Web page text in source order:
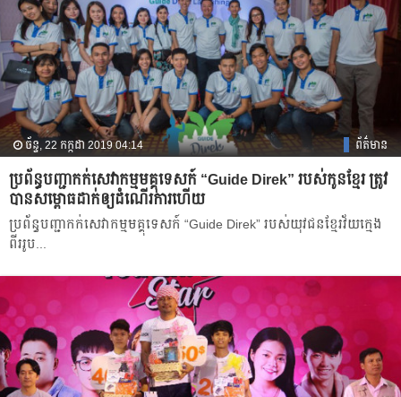
ច័ន្ទ, 22 កក្កដា 2019 04:14 ព័ត៌មាន
ប្រព័ន្ធបញ្ជាកក់សេវាកម្មមគ្គុទេសក៍ “Guide Direk” របស់​កូនខ្មែរ ត្រូវ​
បាន​សម្ពោធ​ដាក់​ឲ្យ​ដំណើរការហើយ
ប្រព័ន្ធបញ្ជាកក់សេវាកម្មមគ្គុទេសក៍ “Guide Direk” របស់យុវជនខ្មែរវ័យក្មេង
ពីររូប...